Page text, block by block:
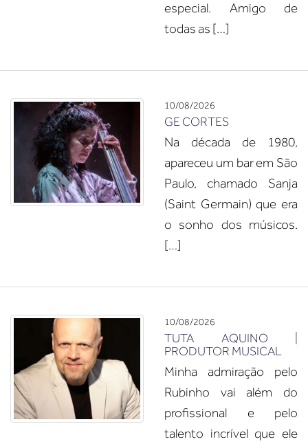
especial. Amigo de
todas as […]
10/08/2026
GE CORTES
Na década de 1980,
apareceu um bar em São
Paulo, chamado Sanja
(Saint Germain) que era
o sonho dos músicos.
[…]
10/08/2026
TUTA AQUINO |
PRODUTOR MUSICAL
Minha admiração pelo
Rubinho vai além do
profissional e pelo
talento incrível que ele